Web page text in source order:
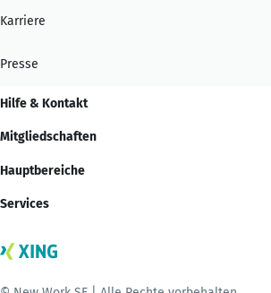
Karriere
Presse
Hilfe & Kontakt
Mitgliedschaften
Hauptbereiche
Services